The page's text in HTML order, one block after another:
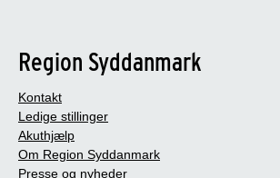
Region Syddanmark
Kontakt
Ledige stillinger
Akuthjælp
Om Region Syddanmark
Presse og nyheder